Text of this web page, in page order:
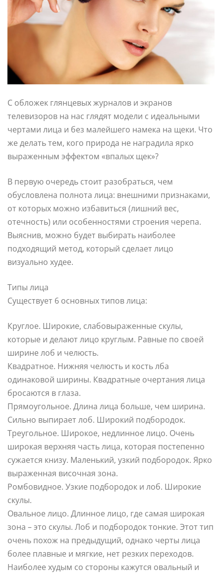
С обложек глянцевых журналов и экранов
телевизоров на нас глядят модели с идеальными
чертами лица и без малейшего намека на щеки. Что
же делать тем, кого природа не наградила ярко
выраженным эффектом «впалых щек»?
В первую очередь стоит разобраться, чем
обусловлена полнота лица: внешними признаками,
от которых можно избавиться (лишний вес,
отечность) или особенностями строения черепа.
Выяснив, можно будет выбирать наиболее
подходящий метод, который сделает лицо
визуально худее.
Типы лица
Существует 6 основных типов лица:
Круглое. Широкие, слабовыраженные скулы,
которые и делают лицо круглым. Равные по своей
ширине лоб и челюсть.
Квадратное. Нижняя челюсть и кость лба
одинаковой ширины. Квадратные очертания лица
бросаются в глаза.
Прямоугольное. Длина лица больше, чем ширина.
Сильно выпирает лоб. Широкий подбородок.
Треугольное. Широкое, недлинное лицо. Очень
широкая верхняя часть лица, которая постепенно
сужается книзу. Маленький, узкий подбородок. Ярко
выраженная височная зона.
Ромбовидное. Узкие подбородок и лоб. Широкие
скулы.
Овальное лицо. Длинное лицо, где самая широкая
зона – это скулы. Лоб и подбородок тонкие. Этот тип
очень похож на предыдущий, однако черты лица
более плавные и мягкие, нет резких переходов.
Наиболее худым со стороны кажутся овальный и